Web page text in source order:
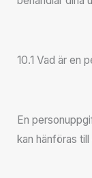
10.1 Vad är en
En
kan hänföras